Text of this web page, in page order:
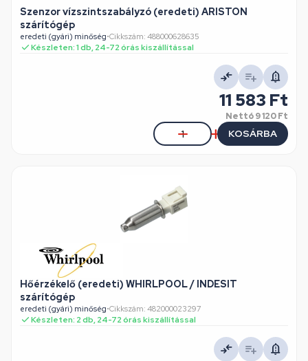
Szenzor vízszintszabályzó (eredeti) ARISTON
szárítógép
eredeti (gyári) minőség•Cikkszám: 488000628635
Készleten: 1 db, 24-72 órás kiszállítással
11 583 Ft
Nettó9 120 Ft
KOSÁRBA
Hőérzékelő (eredeti) WHIRLPOOL / INDESIT
szárítógép
eredeti (gyári) minőség•Cikkszám: 482000023297
Készleten: 2 db, 24-72 órás kiszállítással